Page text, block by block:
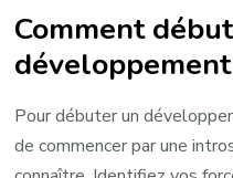
Comment
Pour débuter un
de commencer par une